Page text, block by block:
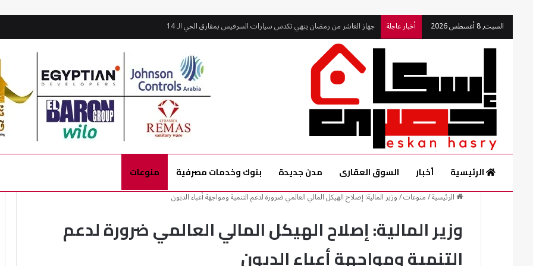
السبت, 8 أغسطس 2026 أخبار عاجلة
جهاز العاشر من رمضان ينهي تكدس سيارات السرفيس بمفارق الحي الـ 14
الرئيسية أخبار السوق العقارى مدن جديدة بنوك وخدمات مصرفية منوعات
الرئيسية/منوعات/وزير المالية: إصلاح الهيكل المالي العالمي ضرورة لدعم التنمية ومواجهة أعباء الديون
وزير المالية: إصلاح الهيكل المالي العالمي ضرورة لدعم
التنمية ومواجهة أعباء الديون